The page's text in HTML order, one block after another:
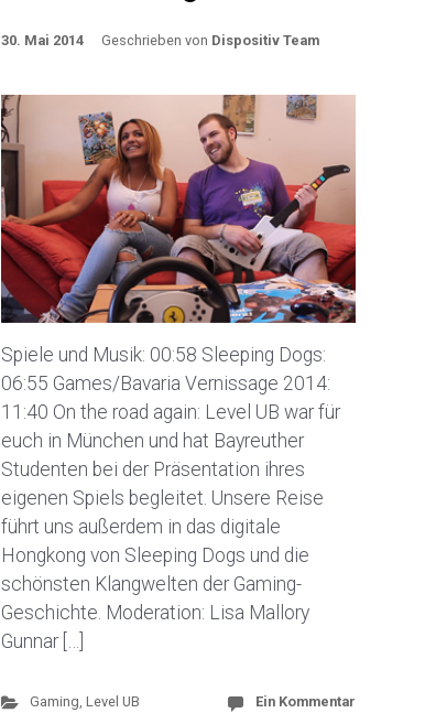
30. Mai 2014 Geschrieben von Dispositiv Team
Spiele und Musik: 00:58 Sleeping Dogs:
06:55 Games/Bavaria Vernissage 2014:
11:40 On the road again: Level UB war für
euch in München und hat Bayreuther
Studenten bei der Präsentation ihres
eigenen Spiels begleitet. Unsere Reise
führt uns außerdem in das digitale
Hongkong von Sleeping Dogs und die
schönsten Klangwelten der Gaming-
Geschichte. Moderation: Lisa Mallory
Gunnar […]
Gaming, Level UB Ein Kommentar